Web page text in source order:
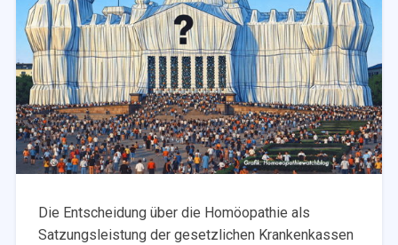
Die Entscheidung über die Homöopathie als
Satzungsleistung der gesetzlichen Krankenkassen